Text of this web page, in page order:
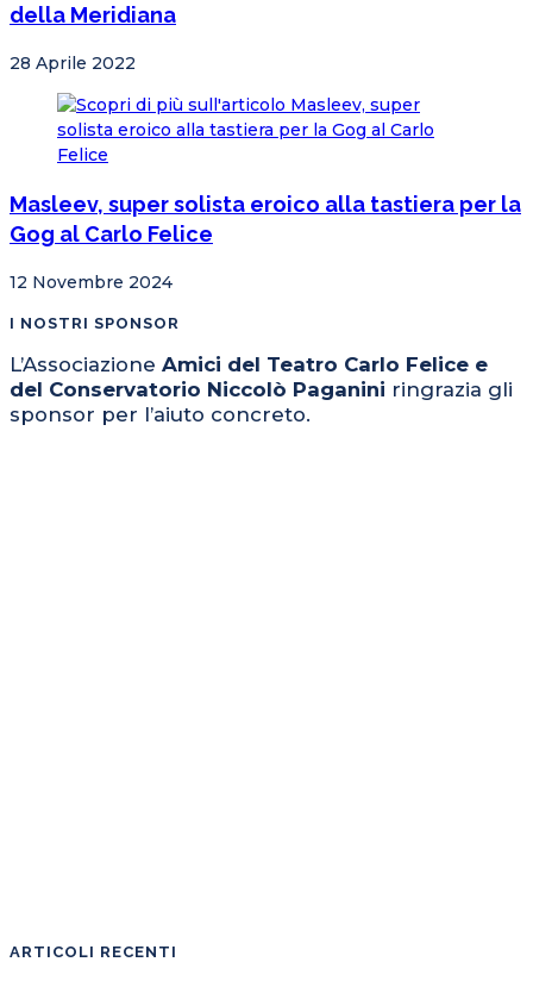
della Meridiana
28 Aprile 2022
Masleev, super solista eroico alla tastiera per la
Gog al Carlo Felice
12 Novembre 2024
I NOSTRI SPONSOR
L’Associazione Amici del Teatro Carlo Felice e
del Conservatorio Niccolò Paganini ringrazia gli
sponsor per l’aiuto concreto.
ARTICOLI RECENTI